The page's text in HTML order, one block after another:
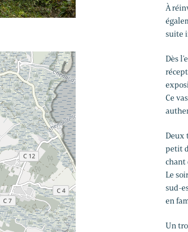
À
suite
Dès
Ce
Deux
petit
chant
Le
sud-
en
Un